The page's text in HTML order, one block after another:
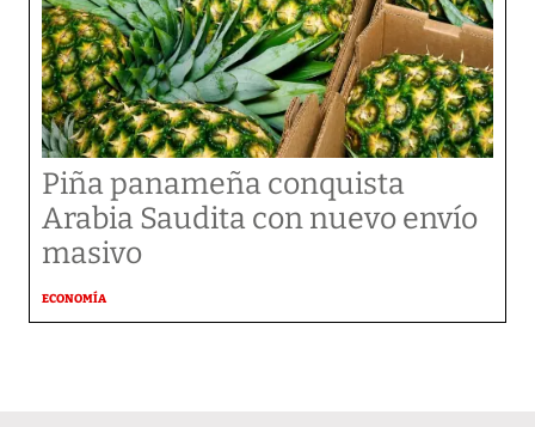
Piña panameña conquista
Arabia Saudita con nuevo envío
masivo
ECONOMÍA